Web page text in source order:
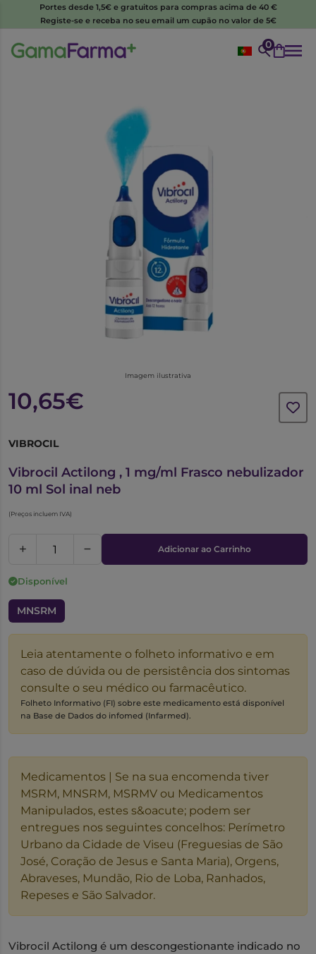
Portes desde 1,5€ e gratuitos para compras acima de 40 €
Registe-se e receba no seu email um cupão no valor de 5€
0
Imagem ilustrativa
10,65€
VIBROCIL
Vibrocil Actilong , 1 mg/ml Frasco nebulizador
10 ml Sol inal neb
(Preços incluem IVA)
Adicionar ao Carrinho
Disponível
MNSRM
Leia atentamente o folheto informativo e em
caso de dúvida ou de persistência dos sintomas
consulte o seu médico ou farmacêutico.
Folheto Informativo (FI) sobre este medicamento está disponível
na Base de Dados do infomed (Infarmed).
Medicamentos | Se na sua encomenda tiver
MSRM, MNSRM, MSRMV ou Medicamentos
Manipulados, estes s&oacute; podem ser
entregues nos seguintes concelhos: Perímetro
Urbano da Cidade de Viseu (Freguesias de São
José, Coração de Jesus e Santa Maria), Orgens,
Abraveses, Mundão, Rio de Loba, Ranhados,
Repeses e São Salvador.
Vibrocil Actilong é um descongestionante indicado no